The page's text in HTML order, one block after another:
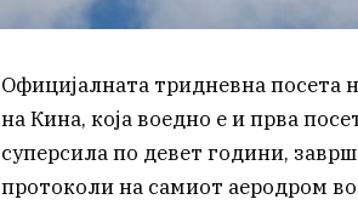
Официјалната тридневна посета
на Кина, која воедно е и прва
суперсила по девет години,
протоколи на самиот аеродром